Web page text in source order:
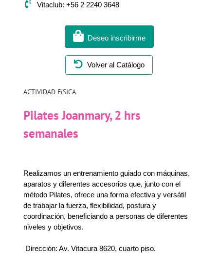
Vitaclub: +56 2 2240 3648
Deseo inscribirme
Volver al Catálogo
ACTIVIDAD FíSICA
Pilates Joanmary, 2 hrs
semanales
Realizamos un entrenamiento guiado con máquinas,
aparatos y diferentes accesorios que, junto con el
método Pilates, ofrece una forma efectiva y versátil
de trabajar la fuerza, flexibilidad, postura y
coordinación, beneficiando a personas de diferentes
niveles y objetivos.
Dirección: Av. Vitacura 8620, cuarto piso.